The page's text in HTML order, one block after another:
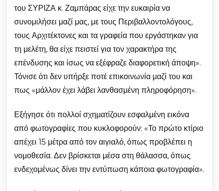
του ΣΥΡΙΖΑ κ. Ζαμπάρας είχε την ευκαιρία να
συνομιλήσει μαζί μας, με τους Περιβαλλοντολόγους,
τους Αρχιτέκτονες και τα γραφεία που εργάστηκαν για
τη μελέτη, θα είχε πειστεί για τον χαρακτήρα της
επένδυσης και ίσως να εξέφραζε διαφορετική άποψη».
Τόνισε ότι δεν υπήρξε ποτέ επικοινωνία μαζί του και
πως «μάλλον έχει λάβει λανθασμένη πληροφόρηση».
Εξήγησε ότι πολλοί σχηματίζουν εσφαλμένη εικόνα
από φωτογραφίες που κυκλοφορούν: «Το πρώτο κτίριο
απέχει 15 μέτρα από τον αιγιαλό, όπως προβλέπει η
νομοθεσία. Δεν βρίσκεται μέσα στη θάλασσα, όπως
ενδεχομένως δίνει την εντύπωση κάποια φωτογραφία».